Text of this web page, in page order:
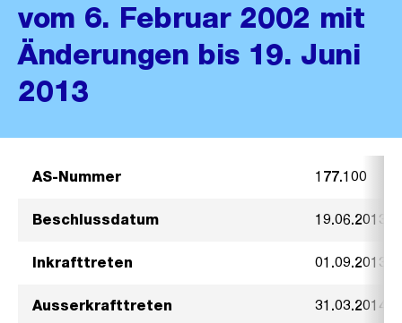
vom 6. Februar 2002 mit
Änderungen bis 19. Juni
2013
AS-Nummer 177.100
Beschlussdatum 19.06.2013
Inkrafttreten 01.09.2013
Ausserkrafttreten 31.03.2014